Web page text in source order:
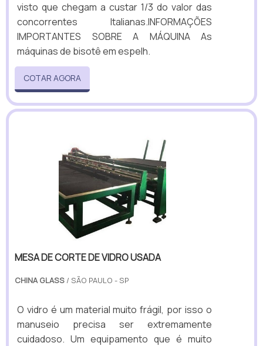
visto que chegam a custar 1/3 do valor das
concorrentes Italianas.INFORMAÇÕES
IMPORTANTES SOBRE A MÁQUINA As
máquinas de bisotê em espelh.
COTAR AGORA
MESA DE CORTE DE VIDRO USADA
CHINA GLASS / SÃO PAULO - SP
O vidro é um material muito frágil, por isso o
manuseio precisa ser extremamente
cuidadoso. Um equipamento que é muito